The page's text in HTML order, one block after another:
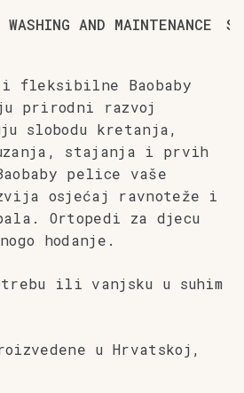
WASHING AND MAINTENANCE
i fleksibilne Baobaby
prirodni razvoj
slobodu kretanja,
stajanja i prvih
pelice vaše
osjećaj ravnoteže i
Ortopedi za djecu
hodanje.
ili vanjsku u suhim
u Hrvatskoj,